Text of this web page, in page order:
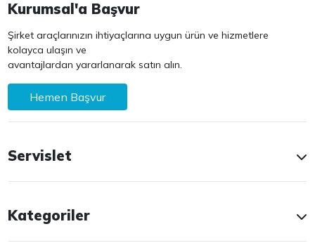
Kurumsal'a Başvur
Şirket araçlarınızın ihtiyaçlarına uygun ürün ve hizmetlere
kolayca ulaşın ve
avantajlardan yararlanarak satın alın.
Hemen Başvur
Servislet
Kategoriler